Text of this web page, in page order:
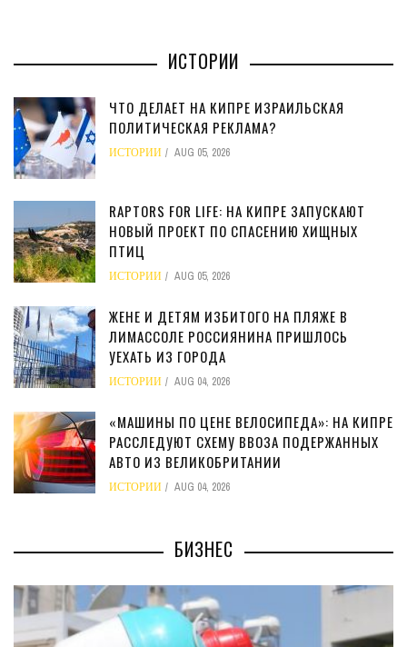
ИСТОРИИ
ЧТО ДЕЛАЕТ НА КИПРЕ ИЗРАИЛЬСКАЯ
ПОЛИТИЧЕСКАЯ РЕКЛАМА?
ИСТОРИИ AUG 05, 2026
RAPTORS FOR LIFE: НА КИПРЕ ЗАПУСКАЮТ
НОВЫЙ ПРОЕКТ ПО СПАСЕНИЮ ХИЩНЫХ
ПТИЦ
ИСТОРИИ AUG 05, 2026
ЖЕНЕ И ДЕТЯМ ИЗБИТОГО НА ПЛЯЖЕ В
ЛИМАССОЛЕ РОССИЯНИНА ПРИШЛОСЬ
УЕХАТЬ ИЗ ГОРОДА
ИСТОРИИ AUG 04, 2026
«МАШИНЫ ПО ЦЕНЕ ВЕЛОСИПЕДА»: НА КИПРЕ
РАССЛЕДУЮТ СХЕМУ ВВОЗА ПОДЕРЖАННЫХ
АВТО ИЗ ВЕЛИКОБРИТАНИИ
ИСТОРИИ AUG 04, 2026
БИЗНЕС